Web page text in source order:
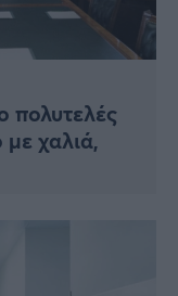
πολυτελές
χαλιά,